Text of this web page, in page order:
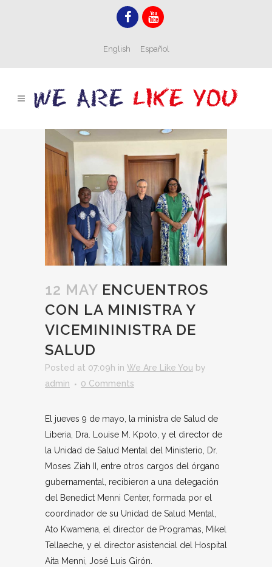
English Español
12 MAY ENCUENTROS
CON LA MINISTRA Y
VICEMININISTRA DE
SALUD
Posted at 07:09h in We Are Like You by
admin
0 Comments
El jueves 9 de mayo, la ministra de Salud de
Liberia, Dra. Louise M. Kpoto, y el director de
la Unidad de Salud Mental del Ministerio, Dr.
Moses Ziah II, entre otros cargos del órgano
gubernamental, recibieron a una delegación
del Benedict Menni Center, formada por el
coordinador de su Unidad de Salud Mental,
Ato Kwamena, el director de Programas, Mikel
Tellaeche, y el director asistencial del Hospital
Aita Menni, José Luis Girón.